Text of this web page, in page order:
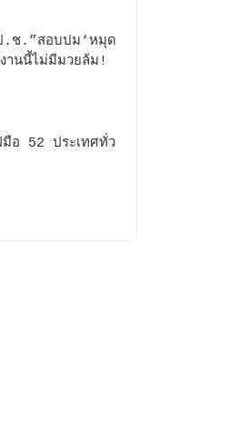
.ช.”สอบปม‘หมุด
านนี้ไม่มีมวยล้ม!
อ 52 ประเทศทั่ว